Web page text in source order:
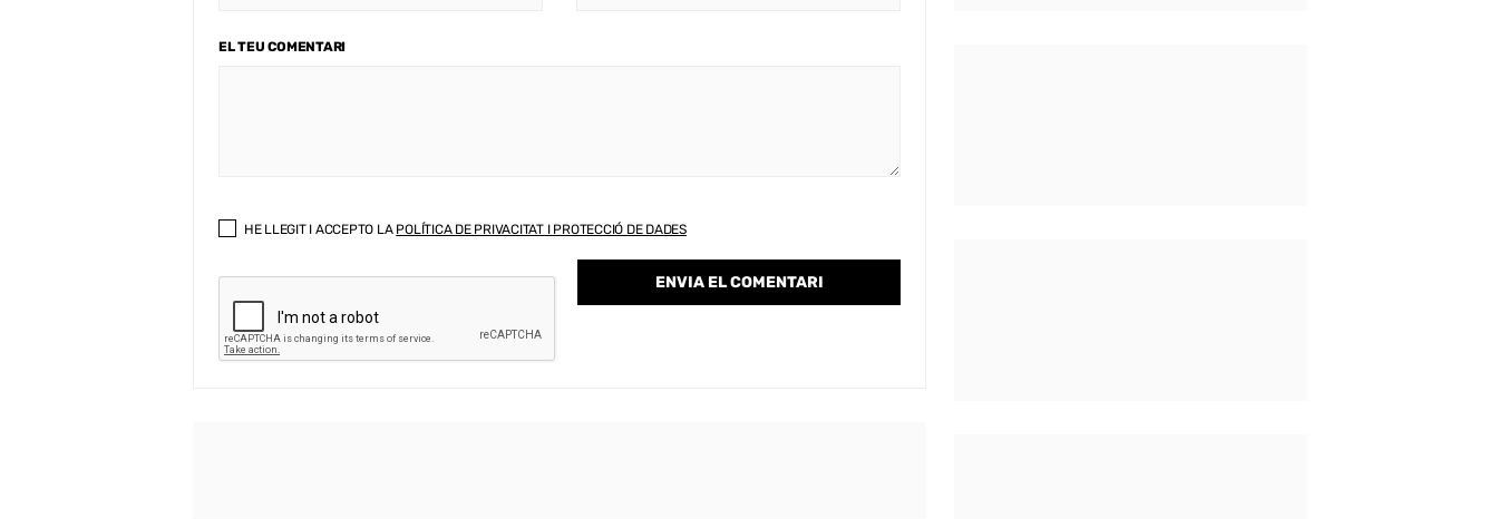
EL TEU COMENTARI
HE LLEGIT I ACCEPTO LA POLÍTICA DE PRIVACITAT I PROTECCIÓ DE DADES